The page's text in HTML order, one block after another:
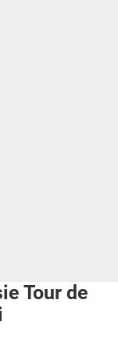
Tour de